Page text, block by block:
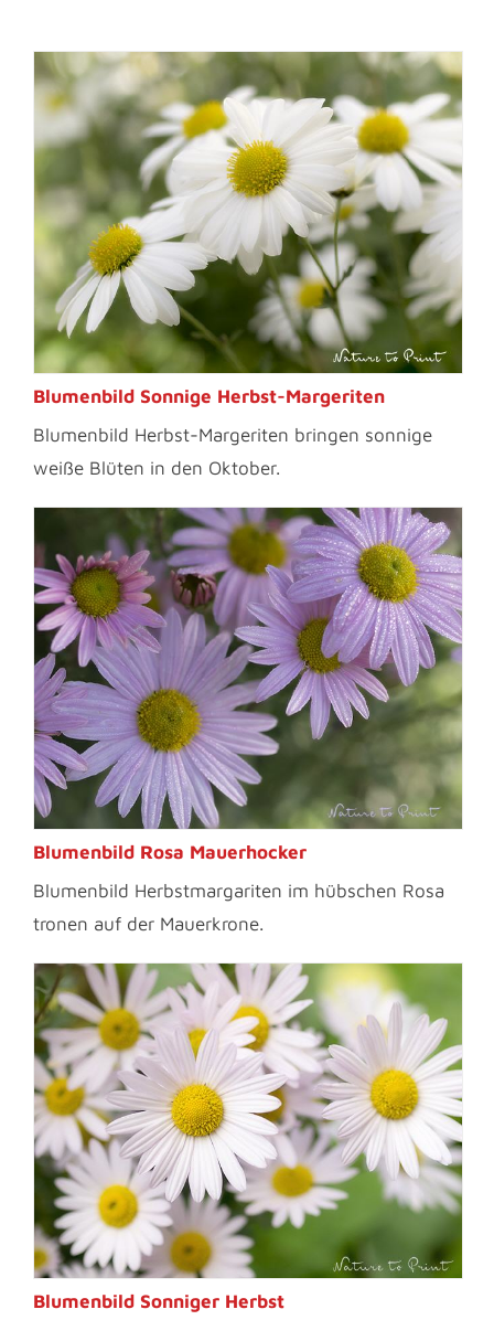
Blumenbild Sonnige Herbst-Margeriten
Blumenbild Herbst-Margeriten bringen sonnige
weiße Blüten in den Oktober.
Blumenbild Rosa Mauerhocker
Blumenbild Herbstmargariten im hübschen Rosa
tronen auf der Mauerkrone.
Blumenbild Sonniger Herbst